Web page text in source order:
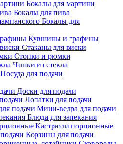
Бокалы для мартини
Бокалы для пива
Бокалы для
Кувшины и графины
Стаканы для виски
Стопки и рюмки
Чашки из стекла
Посуда для подачи
Доски для подачи
Лопатки для подачи
Мини-ведра для подачи
Блюда для запекания
Кастрюли порционные
Корзины для подачи